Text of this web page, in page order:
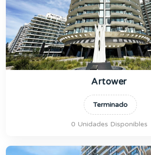
Artower
Terminado
0 Unidades Disponibles